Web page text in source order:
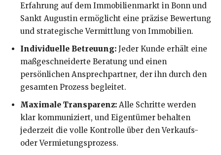
Erfahrung auf dem Immobilienmarkt in Bonn und
Sankt Augustin ermöglicht eine präzise Bewertung
und strategische Vermittlung von Immobilien.
Individuelle Betreuung: Jeder Kunde erhält eine
maßgeschneiderte Beratung und einen
persönlichen Ansprechpartner, der ihn durch den
gesamten Prozess begleitet.
Maximale Transparenz: Alle Schritte werden
klar kommuniziert, und Eigentümer behalten
jederzeit die volle Kontrolle über den Verkaufs-
oder Vermietungsprozess.